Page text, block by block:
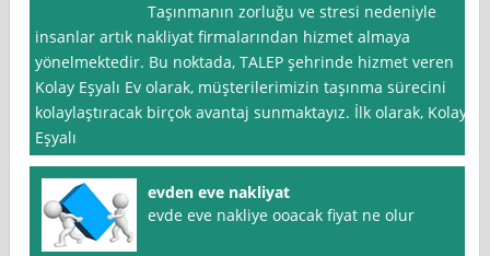
Taşınmanın zorluğu ve stresi nedeniyle
insanlar artık nakliyat firmalarından hizmet almaya
yönelmektedir. Bu noktada, TALEP şehrinde hizmet veren
Kolay Eşyalı Ev olarak, müşterilerimizin taşınma sürecini
kolaylaştıracak birçok avantaj sunmaktayız. İlk olarak, Kolay
Eşyalı
evden eve nakliyat
evde eve nakliye ooacak fiyat ne olur